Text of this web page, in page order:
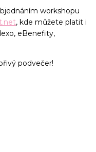
workshopu
, kde můžete platit i
eBenefity,
podvečer!